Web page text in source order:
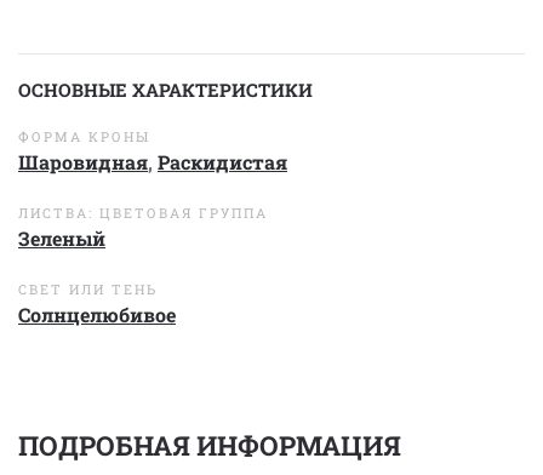
ОСНОВНЫЕ ХАРАКТЕРИСТИКИ
ФОРМА КРОНЫ
Шаровидная, Раскидистая
ЛИСТВА: ЦВЕТОВАЯ ГРУППА
Зеленый
СВЕТ ИЛИ ТЕНЬ
Солнцелюбивое
ПОДРОБНАЯ ИНФОРМАЦИЯ